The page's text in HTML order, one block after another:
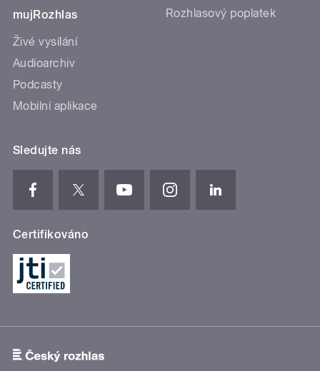
mujRozhlas
Živé vysílání
Audioarchiv
Podcasty
Mobilní aplikace
Rozhlasový poplatek
Sledujte nás
Certifikováno